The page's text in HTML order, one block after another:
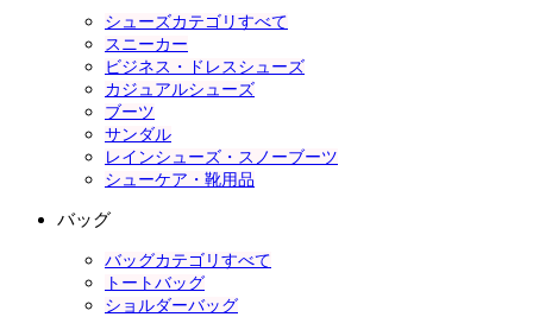
シューズカテゴリすべて
スニーカー
ビジネス・ドレスシューズ
カジュアルシューズ
ブーツ
サンダル
レインシューズ・スノーブーツ
シューケア・靴用品
バッグ
バッグカテゴリすべて
トートバッグ
ショルダーバッグ